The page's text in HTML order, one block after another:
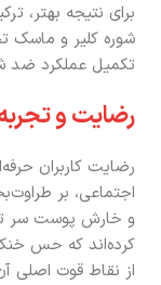
برای نتیجه بهتر،
شوره کلیر و ماسک
تکمیل عملکرد ضد
رضایت و
رضایت کاربران
اجتماعی، بر
و خارش پوست سر
کرده‌اند که حس
از نقاط قوت اصلی